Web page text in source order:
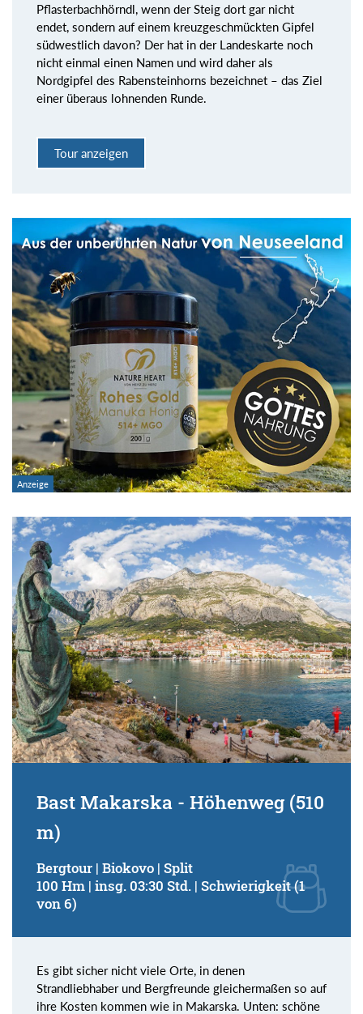
Pflasterbachhörndl, wenn der Steig dort gar nicht
endet, sondern auf einem kreuzgeschmückten Gipfel
südwestlich davon? Der hat in der Landeskarte noch
nicht einmal einen Namen und wird daher als
Nordgipfel des Rabensteinhorns bezeichnet – das Ziel
einer überaus lohnenden Runde.
Tour anzeigen
Bast Makarska - Höhenweg (510
m)
Bergtour | Biokovo | Split
100 Hm | insg. 03:30 Std. | Schwierigkeit (1
von 6)
Es gibt sicher nicht viele Orte, in denen
Strandliebhaber und Bergfreunde gleichermaßen so auf
ihre Kosten kommen wie in Makarska. Unten: schöne